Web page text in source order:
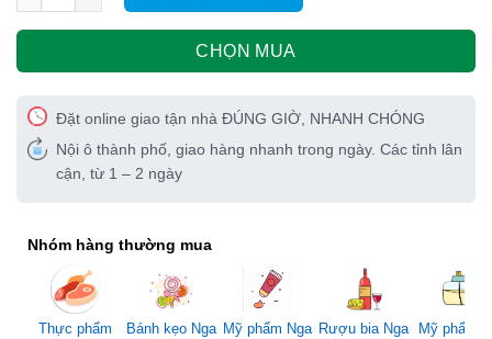
CHỌN MUA
Đặt online giao tận nhà ĐÚNG GIỜ, NHANH CHÓNG
Nội ô thành phố, giao hàng nhanh trong ngày. Các tỉnh lân
cận, từ 1 – 2 ngày
Nhóm hàng thường mua
Thực phẩm
Bánh kẹo Nga Mỹ phẩm Nga Rượu bia Nga Mỹ phẩm